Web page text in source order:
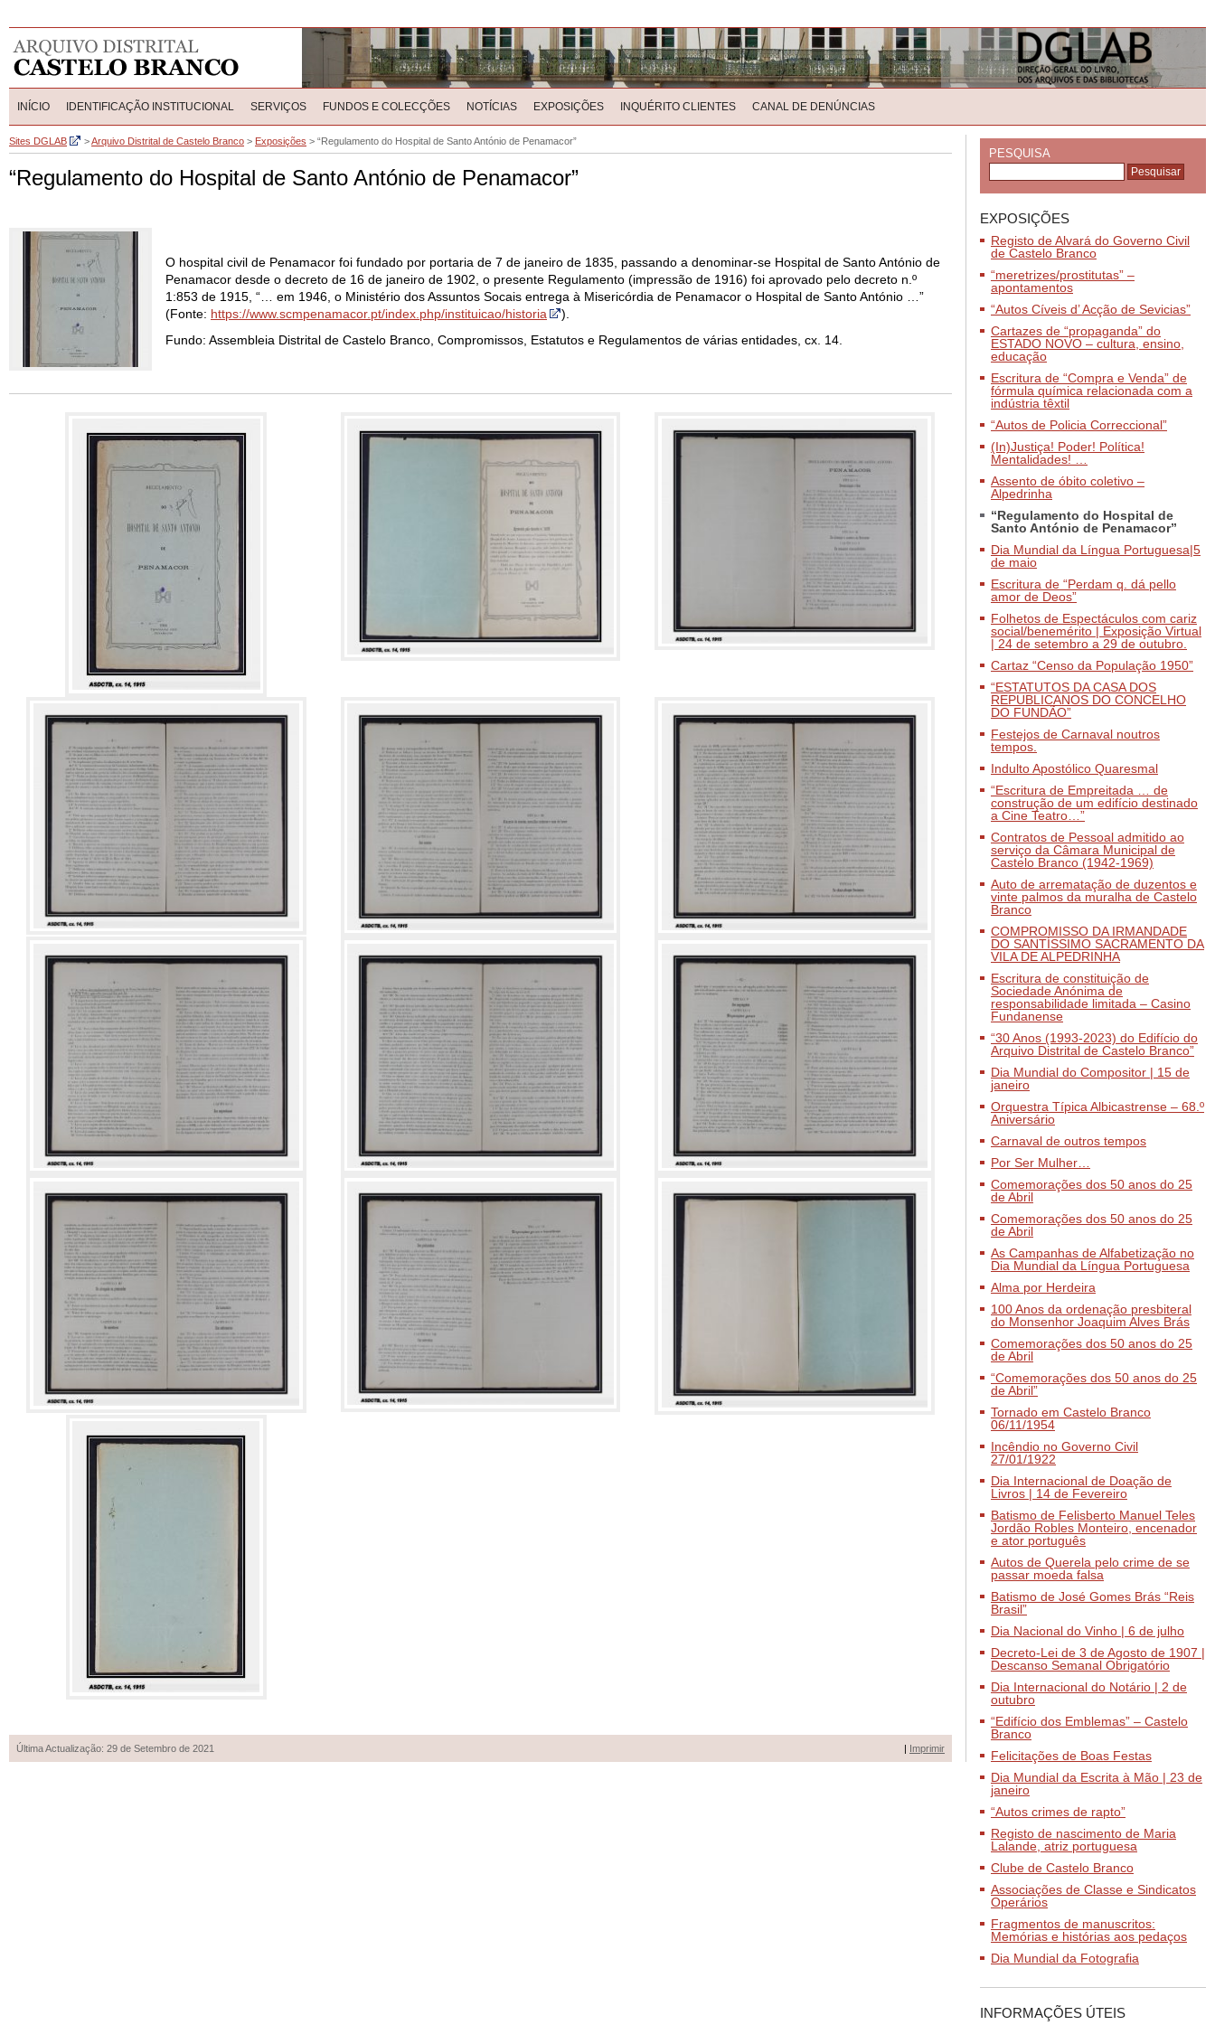
INÍCIO IDENTIFICAÇÃO INSTITUCIONAL SERVIÇOS FUNDOS E COLECÇÕES NOTÍCIAS EXPOSIÇÕES INQUÉRITO CLIENTES CANAL DE DENÚNCIAS
Sites DGLAB >Arquivo Distrital de Castelo Branco > Exposições > “Regulamento do Hospital de Santo António de Penamacor”
“Regulamento do Hospital de Santo António de Penamacor”
O hospital civil de Penamacor foi fundado por portaria de 7 de janeiro de 1835, passando a denominar-se Hospital de Santo António de
Penamacor desde o decreto de 16 de janeiro de 1902, o presente Regulamento (impressão de 1916) foi aprovado pelo decreto n.º
1:853 de 1915, “… em 1946, o Ministério dos Assuntos Socais entrega à Misericórdia de Penamacor o Hospital de Santo António …”
(Fonte: https://www.scmpenamacor.pt/index.php/instituicao/historia
).
Fundo: Assembleia Distrital de Castelo Branco, Compromissos, Estatutos e Regulamentos de várias entidades, cx. 14.
Última Actualização: 29 de Setembro de 2021 | Imprimir
PESQUISA
EXPOSIÇÕES
Registo de Alvará do Governo Civil
de Castelo Branco
“meretrizes/prostitutas” –
apontamentos
“Autos Cíveis d’ Acção de Sevicias”
Cartazes de “propaganda” do
ESTADO NOVO – cultura, ensino,
educação
Escritura de “Compra e Venda” de
fórmula química relacionada com a
indústria têxtil
“Autos de Policia Correccional”
(In)Justiça! Poder! Política!
Mentalidades! …
Assento de óbito coletivo –
Alpedrinha
“Regulamento do Hospital de
Santo António de Penamacor”
Dia Mundial da Língua Portuguesa|5
de maio
Escritura de “Perdam q. dá pello
amor de Deos”
Folhetos de Espectáculos com cariz
social/benemérito | Exposição Virtual
| 24 de setembro a 29 de outubro.
Cartaz “Censo da População 1950”
“ESTATUTOS DA CASA DOS
REPUBLICANOS DO CONCELHO
DO FUNDÃO”
Festejos de Carnaval noutros
tempos.
Indulto Apostólico Quaresmal
“Escritura de Empreitada … de
construção de um edifício destinado
a Cine Teatro…”
Contratos de Pessoal admitido ao
serviço da Câmara Municipal de
Castelo Branco (1942-1969)
Auto de arrematação de duzentos e
vinte palmos da muralha de Castelo
Branco
COMPROMISSO DA IRMANDADE
DO SANTÍSSIMO SACRAMENTO DA
VILA DE ALPEDRINHA
Escritura de constituição de
Sociedade Anónima de
responsabilidade limitada – Casino
Fundanense
“30 Anos (1993-2023) do Edifício do
Arquivo Distrital de Castelo Branco”
Dia Mundial do Compositor | 15 de
janeiro
Orquestra Típica Albicastrense – 68.º
Aniversário
Carnaval de outros tempos
Por Ser Mulher…
Comemorações dos 50 anos do 25
de Abril
Comemorações dos 50 anos do 25
de Abril
As Campanhas de Alfabetização no
Dia Mundial da Língua Portuguesa
Alma por Herdeira
100 Anos da ordenação presbiteral
do Monsenhor Joaquim Alves Brás
Comemorações dos 50 anos do 25
de Abril
“Comemorações dos 50 anos do 25
de Abril”
Tornado em Castelo Branco
06/11/1954
Incêndio no Governo Civil
27/01/1922
Dia Internacional de Doação de
Livros | 14 de Fevereiro
Batismo de Felisberto Manuel Teles
Jordão Robles Monteiro, encenador
e ator português
Autos de Querela pelo crime de se
passar moeda falsa
Batismo de José Gomes Brás “Reis
Brasil”
Dia Nacional do Vinho | 6 de julho
Decreto-Lei de 3 de Agosto de 1907 |
Descanso Semanal Obrigatório
Dia Internacional do Notário | 2 de
outubro
“Edifício dos Emblemas” – Castelo
Branco
Felicitações de Boas Festas
Dia Mundial da Escrita à Mão | 23 de
janeiro
“Autos crimes de rapto”
Registo de nascimento de Maria
Lalande, atriz portuguesa
Clube de Castelo Branco
Associações de Classe e Sindicatos
Operários
Fragmentos de manuscritos:
Memórias e histórias aos pedaços
Dia Mundial da Fotografia
INFORMAÇÕES ÚTEIS